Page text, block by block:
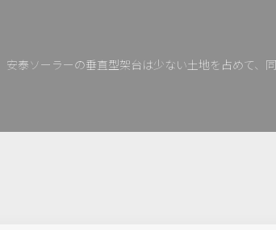
泰ソーラーの垂直型架台は少ない土地を占めて、